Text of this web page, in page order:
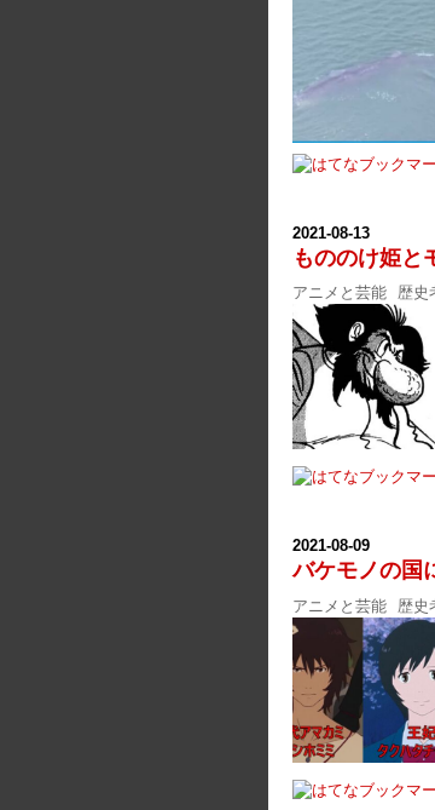
2021-08-13
もののけ姫
アニメと芸能 歴史
2021-08-09
バケモノの国
アニメと芸能 歴史